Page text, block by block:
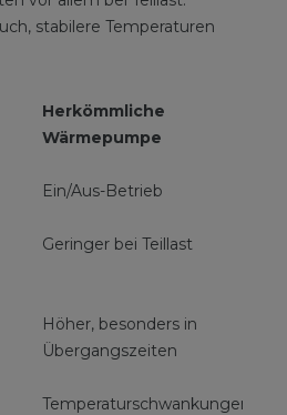
stabilere Temperaturen
Herkömmliche
Wärmepumpe
Ein/Aus-Betrieb
Geringer bei Teillast
Höher, besonders in
Übergangszeiten
Temperaturschwankungen